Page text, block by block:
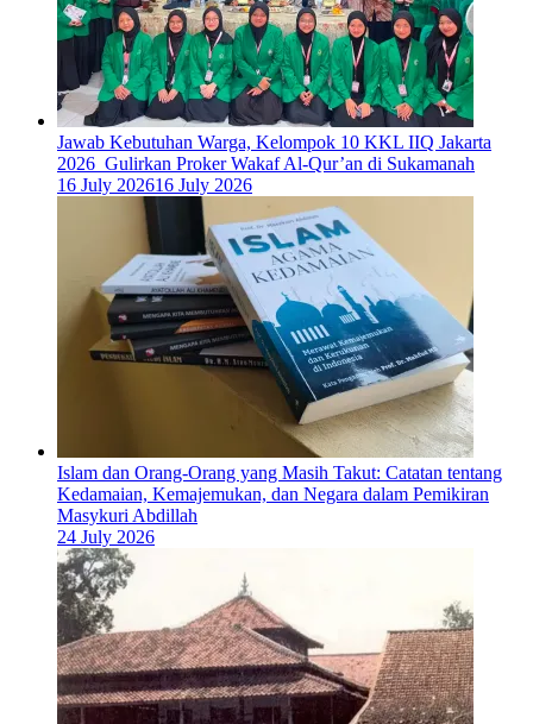
Jawab Kebutuhan Warga, Kelompok 10 KKL IIQ Jakarta
2026 Gulirkan Proker Wakaf Al-Qur’an di Sukamanah
16 July 202616 July 2026
Islam dan Orang-Orang yang Masih Takut: Catatan tentang
Kedamaian, Kemajemukan, dan Negara dalam Pemikiran
Masykuri Abdillah
24 July 2026